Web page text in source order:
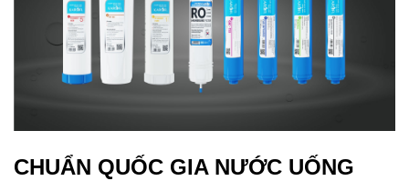
CHUẨN QUỐC GIA NƯỚC UỐNG